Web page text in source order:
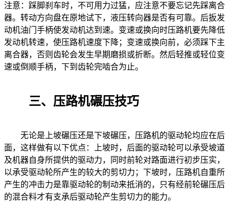
注意：踩脚刹车时，不可用力过猛，应注意不要忘记先踩离合
器。转动方向盘在原地试下，液压转向器是否有可靠。后扳发
动机油门手柄使发动机达到速。变速或换向时压路机要先降低
发动机转速，使压路机速度下降；变速或换向前，必须踩下主
离合器，否则齿轮会发生早期磨损或折断。然后轻推或轻位变
速或倒顺手柄，下到齿轮完啮合为止。
三、压路机碾压技巧
无论是上坡碾压还是下坡碾压，压路机的驱动轮均应在后
面，这样做有以下优点：上坡时，后面的驱动轮可以承受坡道
及机器自身所提供的驱动力，同时前轮对路面进行初步压实，
以承受驱动轮所产生的较大的剪切力；下坡时，压路机自重所
产生的冲击力是靠驱动轮的制动来抵消的，只有经前轮碾压后
的混合料才有支承后驱动轮产生剪切力的能力。